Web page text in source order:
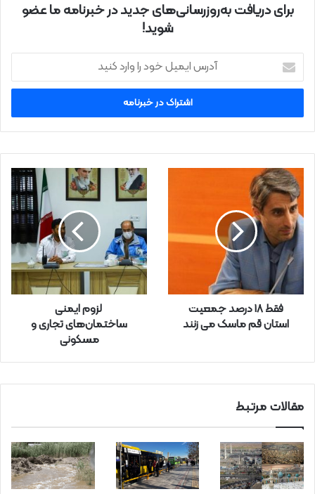
برای دریافت به‌روزرسانی‌های جدید در خبرنامه ما عضو
شوید!
ر
ا
ی
ل
خ
د
ر
ا
و
ر
فقط 18 درصد جمعیت
استان قم ماسک می زنند
لزوم ایمنی
ساختمان‌های تجاری و
مسکونی
مقالات مرتبط